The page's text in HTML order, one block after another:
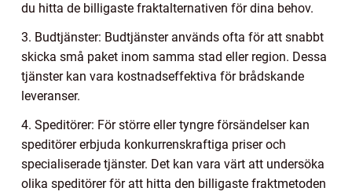
du hitta de billigaste fraktalternativen för dina behov.
3. Budtjänster: Budtjänster används ofta för att snabbt
skicka små paket inom samma stad eller region. Dessa
tjänster kan vara kostnadseffektiva för brådskande
leveranser.
4. Speditörer: För större eller tyngre försändelser kan
speditörer erbjuda konkurrenskraftiga priser och
specialiserade tjänster. Det kan vara värt att undersöka
olika speditörer för att hitta den billigaste fraktmetoden